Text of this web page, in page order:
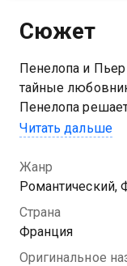
Сюжет
Пенелопа и Пьер
тайные
Пенелопа
Пьер пытается
просыпаются в
Читать дальше
Жанр
Романтический,
Страна
Франция
Оригинальное